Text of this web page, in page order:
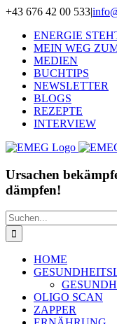
Zum
springen
+43 676 42 00 533|
ENERGIE
MEIN WEG
MEDIEN
BUCHTIPS
NEWSLETTER
BLOGS
REZEPTE
INTERVIEW
Ursachen
dämpfen!
Suche
nach:
HOME
OLIGO SCAN
ZAPPER